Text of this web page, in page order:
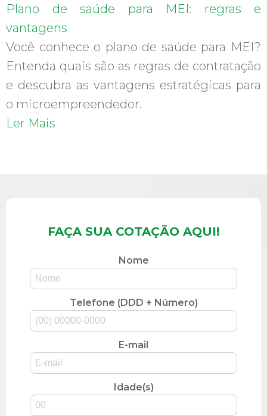
Plano de saúde para MEI: regras e
vantagens
Você conhece o plano de saúde para MEI?
Entenda quais são as regras de contratação
e descubra as vantagens estratégicas para
o microempreendedor.
Ler Mais
FAÇA SUA COTAÇÃO AQUI!
Nome
Telefone (DDD + Número)
E-mail
Idade(s)